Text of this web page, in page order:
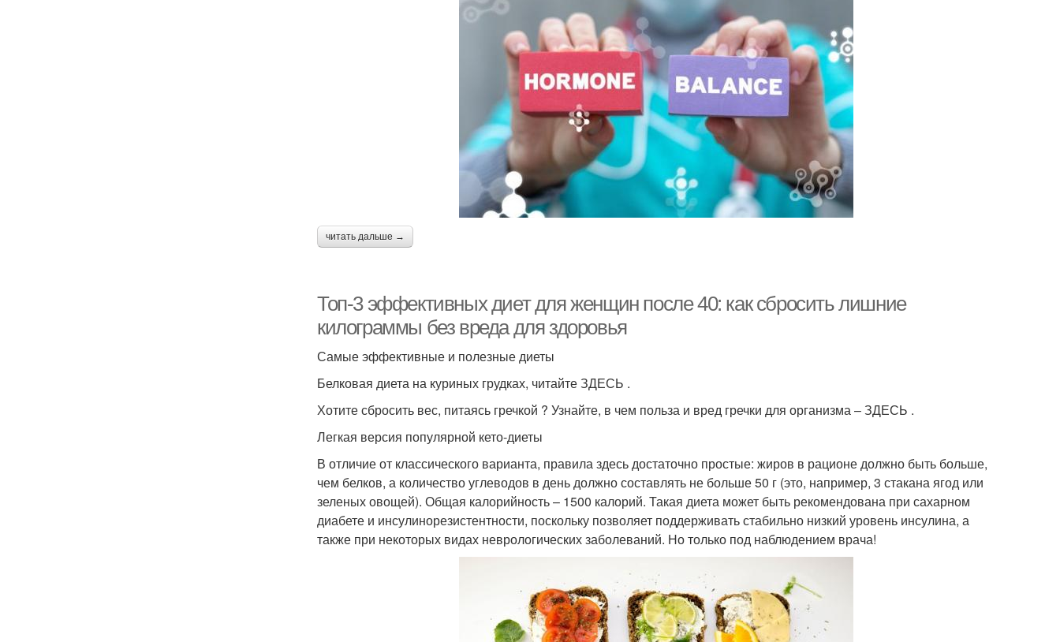
читать дальше →
Топ-3 эффективных диет для женщин после 40: как сбросить лишние
килограммы без вреда для здоровья
Самые эффективные и полезные диеты
Белковая диета на куриных грудках, читайте ЗДЕСЬ .
Хотите сбросить вес, питаясь гречкой ? Узнайте, в чем польза и вред гречки для организма – ЗДЕСЬ .
Легкая версия популярной кето-диеты
В отличие от классического варианта, правила здесь достаточно простые: жиров в рационе должно быть больше,
чем белков, а количество углеводов в день должно составлять не больше 50 г (это, например, 3 стакана ягод или
зеленых овощей). Общая калорийность – 1500 калорий. Такая диета может быть рекомендована при сахарном
диабете и инсулинорезистентности, поскольку позволяет поддерживать стабильно низкий уровень инсулина, а
также при некоторых видах неврологических заболеваний. Но только под наблюдением врача!